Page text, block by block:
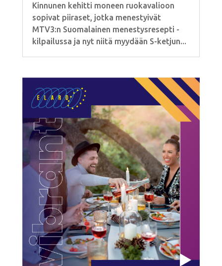
Kinnunen kehitti moneen ruokavalioon
sopivat piiraset, jotka menestyivät
MTV3:n Suomalainen menestysresepti -
kilpailussa ja nyt niitä myydään S-ketjun...